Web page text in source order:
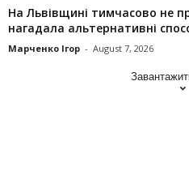
На Львівщині тимчасово не
нагадала альтернативні
Марченко Ігор - August 7, 2026